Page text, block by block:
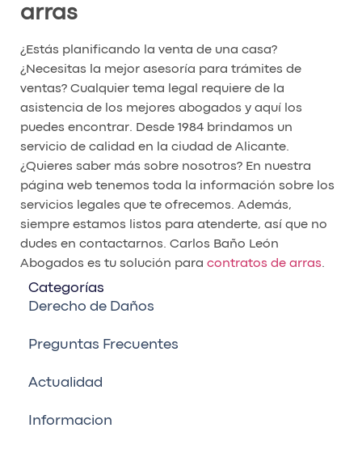
arras
¿Estás planificando la venta de una casa?
¿Necesitas la mejor asesoría para trámites de
ventas? Cualquier tema legal requiere de la
asistencia de los mejores abogados y aquí los
puedes encontrar. Desde 1984 brindamos un
servicio de calidad en la ciudad de Alicante.
¿Quieres saber más sobre nosotros? En nuestra
página web tenemos toda la información sobre los
servicios legales que te ofrecemos. Además,
siempre estamos listos para atenderte, así que no
dudes en contactarnos. Carlos Baño León
Abogados es tu solución para contratos de arras.
Categorías
Derecho de Daños
Preguntas Frecuentes
Actualidad
Informacion